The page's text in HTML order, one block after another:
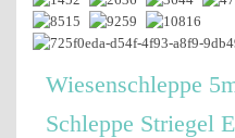
Wiesenschleppe
Schleppe Striegel